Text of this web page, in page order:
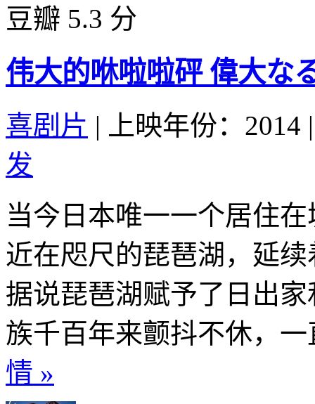
豆瓣 5.3 分
伟大的咻啦啦砰 偉大な
喜剧片 | 上映年份：2014 |
发
当今日本唯一一个居住
近在咫尺的琵琶湖，延
据说琵琶湖赋予了日出
族千百年来颤抖不休，
情 »